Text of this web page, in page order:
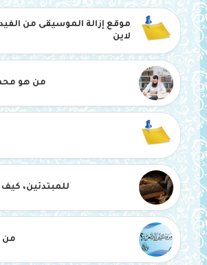
موقع إزالة الموسيقى من
لاين
من هو
للمبتدئين، كيف
من